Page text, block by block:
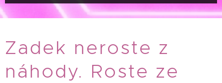
Zadek neroste z
náhody. Roste ze